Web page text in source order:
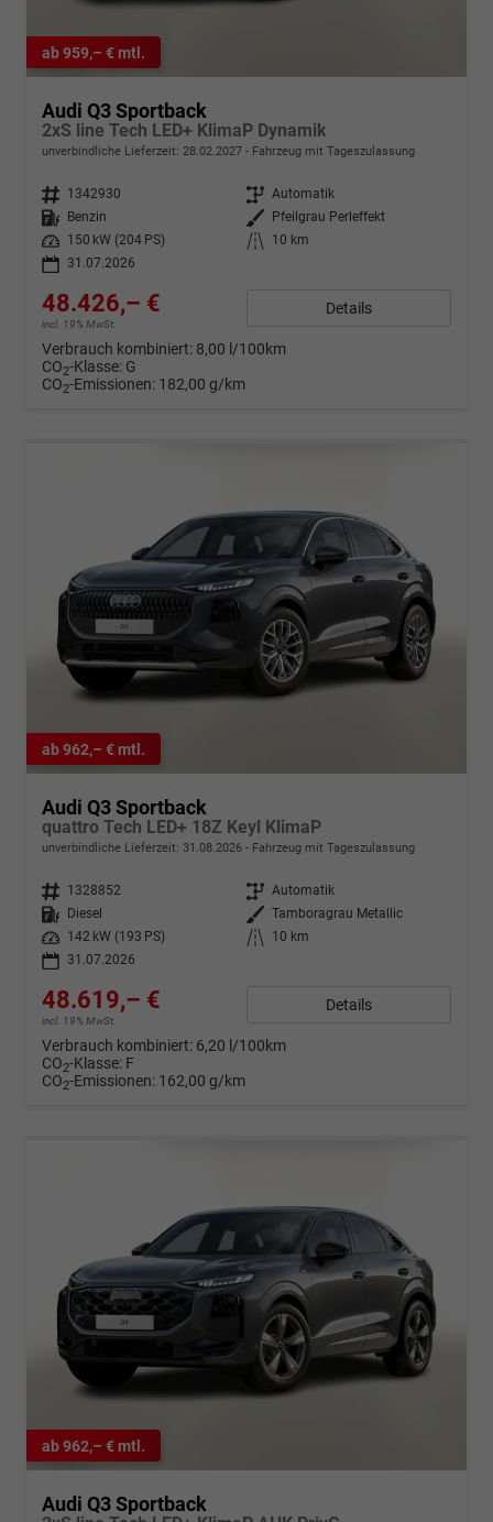
ab 959,– € mtl.
Audi Q3 Sportback
2xS line Tech LED+ KlimaP Dynamik
unverbindliche Lieferzeit: 28.02.2027 Fahrzeug mit Tageszulassung
Fahrzeugnr. 1342930 Getriebe Automatik
Kraftstoff
Benzin Außenfarbe
Pfeilgrau Perleffekt
Leistung
150 kW (204 PS) Kilometerstand
10 km
31.07.2026
48.426,– €
incl. 19% MwSt.
Details
Verbrauch kombiniert: 8,00 l/100km
CO2-Klasse: G
CO2-Emissionen: 182,00 g/km
ab 962,– € mtl.
Audi Q3 Sportback
quattro Tech LED+ 18Z Keyl KlimaP
unverbindliche Lieferzeit: 31.08.2026 Fahrzeug mit Tageszulassung
Fahrzeugnr. 1328852 Getriebe Automatik
Kraftstoff
Diesel Außenfarbe Tamboragrau Metallic
Leistung
142 kW (193 PS) Kilometerstand
10 km
31.07.2026
48.619,– €
incl. 19% MwSt.
Details
Verbrauch kombiniert: 6,20 l/100km
CO2-Klasse: F
CO2-Emissionen: 162,00 g/km
ab 962,– € mtl.
Audi Q3 Sportback